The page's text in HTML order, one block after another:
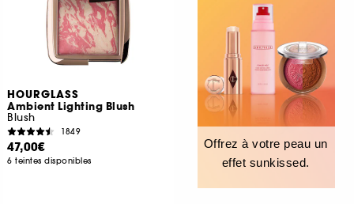
HOURGLASS
Ambient Lighting Blush
Blush
1849
47,00€
6 teintes disponibles
Offrez à votre peau un
effet sunkissed.